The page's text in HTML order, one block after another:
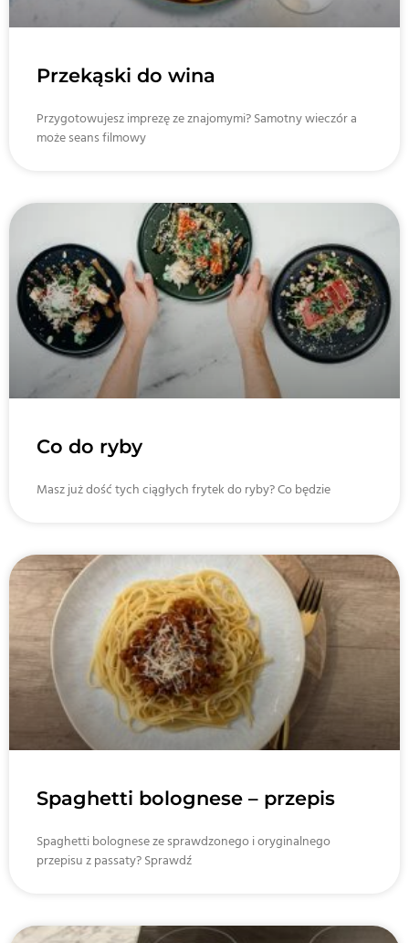
Przekąski do wina
Przygotowujesz imprezę ze znajomymi? Samotny wieczór a
może seans filmowy
Co do ryby
Masz już dość tych ciągłych frytek do ryby? Co będzie
Spaghetti bolognese – przepis
Spaghetti bolognese ze sprawdzonego i oryginalnego
przepisu z passaty? Sprawdź